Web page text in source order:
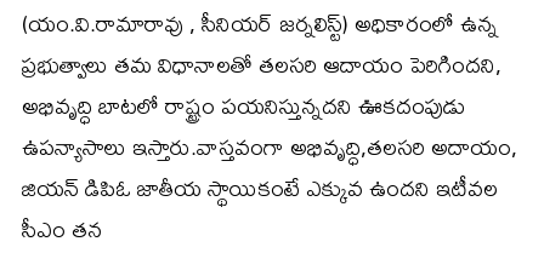
(యం.వి.రామారావు , సీనియర్ జర్నలిస్ట్) అధికారంలో ఉన్న
ప్రభుత్వాలు తమ విధానాలతో తలసరి ఆదాయం పెరిగిందని,
అభివృద్ధి బాటలో రాష్ట్రం పయనిస్తున్నదని ఊకదంపుడు
ఉపన్యాసాలు ఇస్తారు.వాస్తవంగా అభివృద్ధి,తలసరి అదాయం,
జియన్ డిపిఓ జాతీయ స్థాయికంటే ఎక్కువ ఉందని ఇటీవల
సీఎం తన